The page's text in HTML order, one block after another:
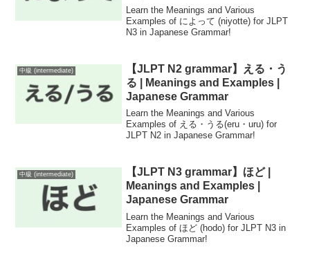
Learn the Meanings and Various
Examples of によって (niyotte) for JLPT
N3 in Japanese Grammar!
中級 (intermediate)
【JLPT N2 grammar】える・う
る | Meanings and Examples |
Japanese Grammar
Learn the Meanings and Various
Examples of える・うる(eru・uru) for
JLPT N2 in Japanese Grammar!
中級 (intermediate)
【JLPT N3 grammar】ほど |
Meanings and Examples |
Japanese Grammar
Learn the Meanings and Various
Examples of ほど (hodo) for JLPT N3 in
Japanese Grammar!